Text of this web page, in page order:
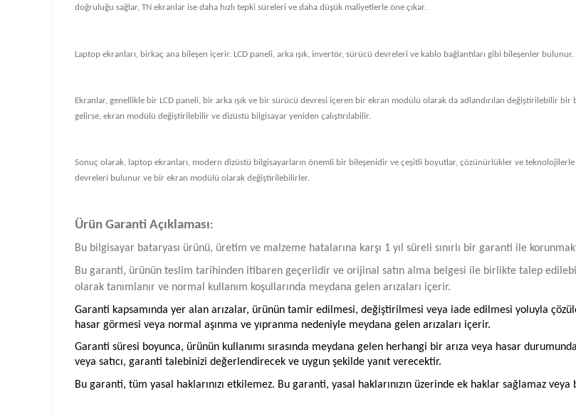
doğruluğu sağlar, TN ekranlar ise daha hızlı tepki süreleri ve daha düşük maliyetlerle öne çıkar.
Laptop ekranları, birkaç ana bileşen içerir. LCD paneli, arka ışık, invertör, sürücü devreleri ve kablo bağlantıları gibi bileşenler
Ekranlar, genellikle bir LCD paneli, bir arka ışık ve bir sürücü devresi içeren bir ekran modülü olarak da adlandırılan değiştirilebilir bir
gelirse, ekran modülü değiştirilebilir ve dizüstü bilgisayar yeniden çalıştırılabilir.
Sonuç olarak, laptop ekranları, modern dizüstü bilgisayarların önemli bir bileşenidir ve çeşitli boyutlar, çözünürlükler ve teknolojilerle
devreleri bulunur ve bir ekran modülü olarak değiştirilebilirler.
Ürün Garanti Açıklaması:
Bu bilgisayar bataryası ürünü, üretim ve malzeme hatalarına karşı 1 yıl süreli sınırlı bir garanti ile
Bu garanti, ürünün teslim tarihinden itibaren geçerlidir ve orijinal satın alma belgesi ile birlikte talep
olarak tanımlanır ve normal kullanım koşullarında meydana gelen arızaları içerir.
Garanti kapsamında yer alan arızalar, ürünün tamir edilmesi, değiştirilmesi veya iade edilmesi yoluyla
hasar görmesi veya normal aşınma ve yıpranma nedeniyle meydana gelen arızaları içerir.
Garanti süresi boyunca, ürünün kullanımı sırasında meydana gelen herhangi bir arıza veya hasar
veya satıcı, garanti talebinizi değerlendirecek ve uygun şekilde yanıt verecektir.
Bu garanti, tüm yasal haklarınızı etkilemez. Bu garanti, yasal haklarınızın üzerinde ek haklar sağlamaz veya